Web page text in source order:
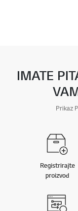
IMATE
Prikaz
Registrirajte
proizvod